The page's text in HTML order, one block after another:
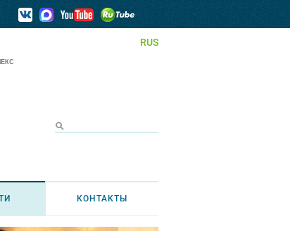
RUS
КОНТАКТЫ